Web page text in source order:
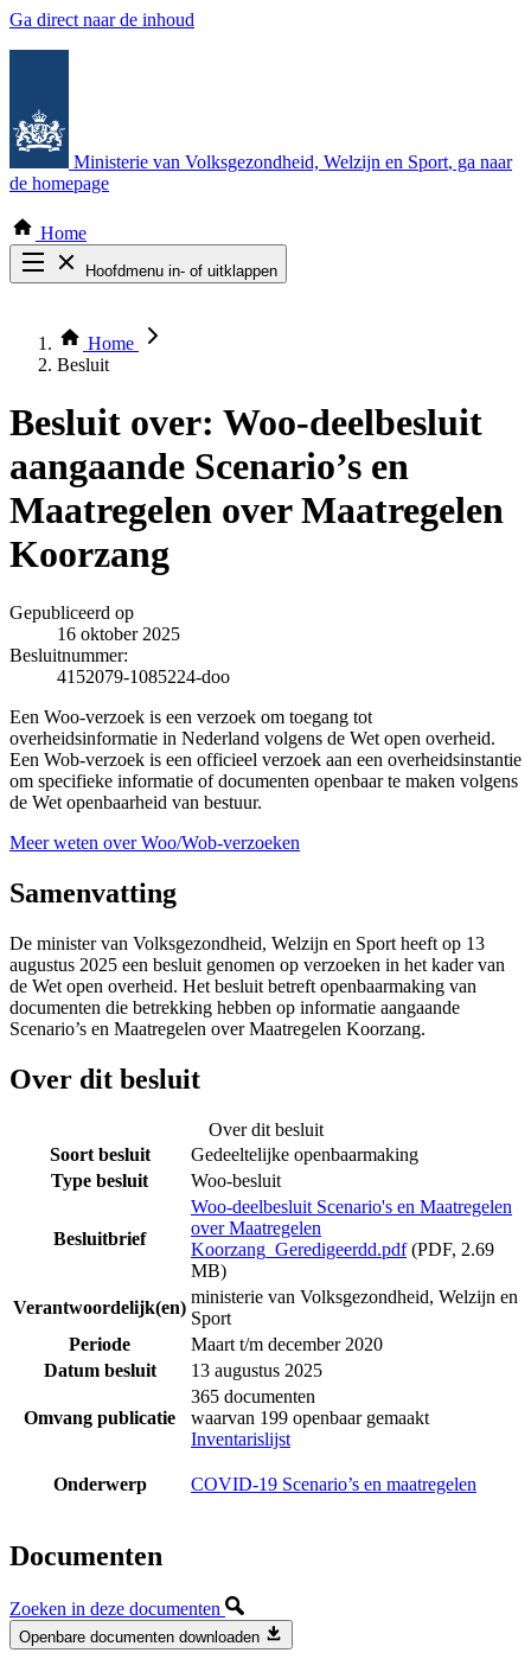
Ga direct naar de inhoud
Ministerie van Volksgezondheid, Welzijn en Sport, ga naar
de homepage
Home
Hoofdmenu in- of uitklappen
Thema COVID-19
Bekijk per bestuursorgaan
Home
Besluit
Besluit over: Woo-deelbesluit
aangaande Scenario’s en
Maatregelen over Maatregelen
Koorzang
Gepubliceerd op
16 oktober 2025
Besluitnummer:
4152079-1085224-doo
Een Woo-verzoek is een verzoek om toegang tot
overheidsinformatie in Nederland volgens de Wet open overheid.
Een Wob-verzoek is een officieel verzoek aan een overheidsinstantie
om specifieke informatie of documenten openbaar te maken volgens
de Wet openbaarheid van bestuur.
Meer weten over Woo/Wob-verzoeken
Samenvatting
De minister van Volksgezondheid, Welzijn en Sport heeft op 13
augustus 2025 een besluit genomen op verzoeken in het kader van
de Wet open overheid. Het besluit betreft openbaarmaking van
documenten die betrekking hebben op informatie aangaande
Scenario’s en Maatregelen over Maatregelen Koorzang.
Over dit besluit
Over dit besluit
Soort besluit
Gedeeltelijke openbaarmaking
Type besluit
Woo-besluit
Besluitbrief
Woo-deelbesluit Scenario's en Maatregelen
over Maatregelen
Koorzang_Geredigeerdd.pdf(PDF, 2.69
MB)
Verantwoordelijk(en)
ministerie van Volksgezondheid, Welzijn en
Sport
Periode
Maart t/m december 2020
Datum besluit
13 augustus 2025
Omvang publicatie
365 documenten
waarvan 199 openbaar gemaakt
Inventarislijst
Onderwerp COVID-19 Scenario’s en maatregelen
Documenten
Zoeken in deze documenten
Openbare documenten downloaden